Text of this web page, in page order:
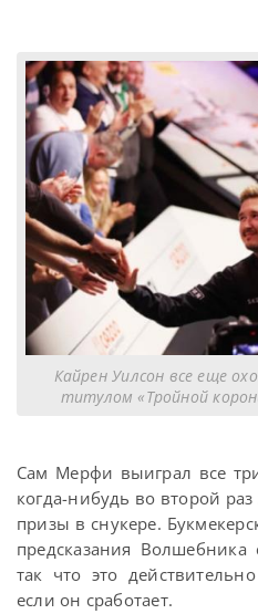
Кайрен Уилсон все еще
титулом «Тройной
Сам Мерфи выиграл все
когда-нибудь во второй
призы в снукере.
предсказания
так что это
если он сработает.